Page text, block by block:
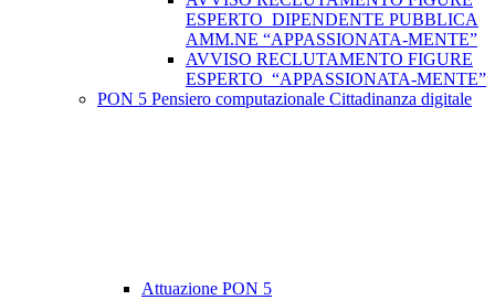
ESPERTO DIPENDENTE PUBBLICA
AMM.NE “APPASSIONATA-MENTE”
AVVISO RECLUTAMENTO FIGURE
ESPERTO “APPASSIONATA-MENTE”
PON 5 Pensiero computazionale Cittadinanza digitale
Attuazione PON 5